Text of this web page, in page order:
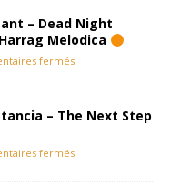
– Dead Night
Melodica
fermés
– The Next Step
fermés